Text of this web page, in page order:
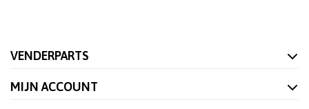
VENDERPARTS
MIJN ACCOUNT